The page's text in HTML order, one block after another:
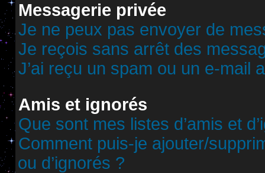
Messagerie privée
Je ne peux pas envoyer de
Je reçois sans arrêt des
J’ai reçu un spam ou un e-mail
Amis et ignorés
Que sont mes listes d’amis et
Comment puis-je ajouter/
ou d’ignorés ?